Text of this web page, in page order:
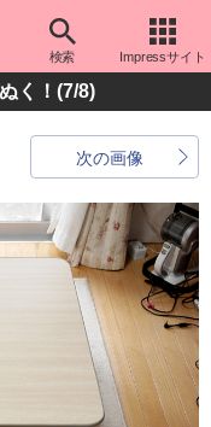
検索 Impressサイト
く！ (7/8)
次の画像